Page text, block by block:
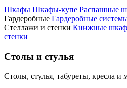
Шкафы Шкафы-купе Распашные
Гардеробные Гардеробные
Стеллажи и стенки Книжные
стенки
Столы и стулья
Столы, стулья, табуреты, кресла и